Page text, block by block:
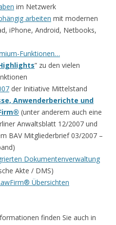
im Netzwerk
arbeiten mit modernen
iPhone, Android, Netbooks,
Funktionen…
” zu den vielen
der Initiative Mittelstand
Anwenderberichte und
(unter anderem auch eine
Anwaltsblatt 12/2007 und
BAV Mitgliederbrief 03/2007 –
Dokumentenverwaltung
Akte / DMS)
Übersichten
finden Sie auch in